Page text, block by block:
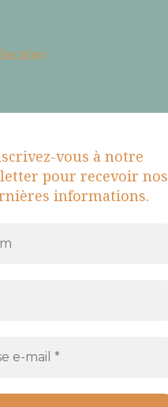
vous à notre
pour recevoir nos
informations.